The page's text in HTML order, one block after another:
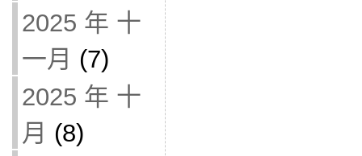
2025 年 十
一月 (7)
2025 年 十
月 (8)